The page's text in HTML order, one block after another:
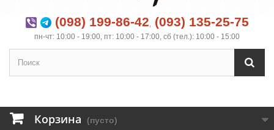
(098) 199-86-42, (093) 135-25-75
пн-чт: 10:00 - 19:00, пт: 10:00 - 17:00, сб (тел.): 10:00 - 15:00
Корзина (пусто)